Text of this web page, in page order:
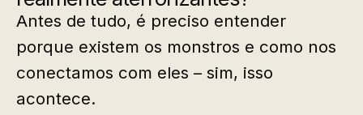
Antes de tudo, é preciso entender
porque existem os monstros e como nos
conectamos com eles – sim, isso
acontece.